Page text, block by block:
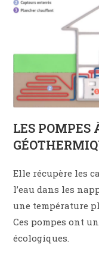
LES POMPES
Elle récupère les
l’eau dans les
une température
Ces pompes ont
écologiques.